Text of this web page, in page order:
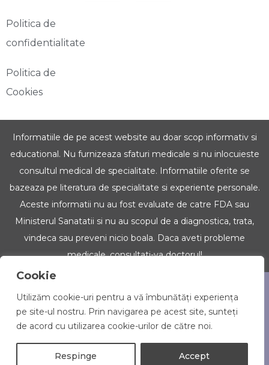
Cookie
Utilizăm cookie-uri pentru a vă îmbunătăți experiența
pe site-ul nostru. Prin navigarea pe acest site, sunteți
de acord cu utilizarea cookie-urilor de către noi.
Respinge Accept
Politica de
confidentialitate
Politica de
Cookies
Informatiile de pe acest website au doar scop informativ si
educational. Nu furnizeaza sfaturi medicale si nu inlocuieste
consultul medical de specialitate. Informatiile oferite se
bazeaza pe literatura de specialitate si experiente personale.
Aceste informatii nu au fost evaluate de catre FDA sau
Ministerul Sanatatii si nu au scopul de a diagnostica, trata,
vindeca sau preveni nicio boala. Daca aveti probleme
medicale, consultati-va doctorul!
rezervate.
Creare magazin online: OkkWebMedia